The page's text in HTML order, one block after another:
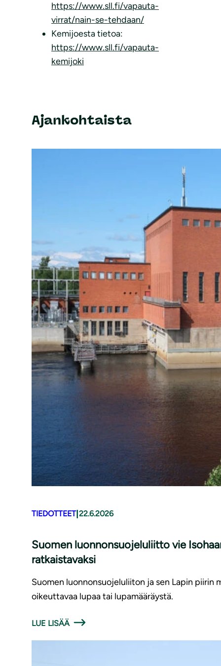
https://www.sll.fi/vapauta-
virrat/nain-se-tehdaan/
Kemijoesta tietoa:
https://www.sll.fi/vapauta-
kemijoki
Ajankohtaista
TIEDOTTEET|22.6.2026
Suomen luonnonsuojeluliitto vie
ratkaistavaksi
Suomen luonnonsuojeluliiton ja sen Lapin piirin
oikeuttavaa lupaa tai lupamääräystä.
LUE LISÄÄ